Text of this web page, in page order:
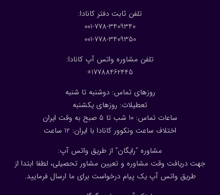
:تلفن ثابت دفتر کانادا
001-778-3409340
001-778-3409350
تلفن مشاوره واتس آپ کانادا:
17788462445+
روزهای تماس: دوشنبه تا شنبه
تعطیلات: روزهای یکشنبه
ساعات تماس: 10 شب تا 5 صبح به وقت ایران
اختلاف ساعت ونکوور کانادا با ایران: 1 2 ساعت
مشاوره “رایگان” از طریق واتس آپ:
جهت دریافت وقت مشاوره و تعیین مشاور تحصیلی، لطفا ابتدا از
طریق واتس آپ یک پیام درخواست برای ما ارسال فرمایید.